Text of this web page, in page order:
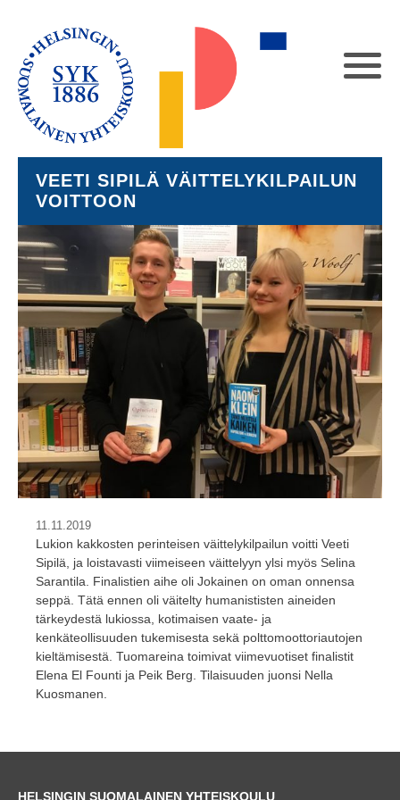
VEETI SIPILÄ VÄITTELYKILPAILUN
VOITTOON
11.11.2019
Lukion kakkosten perinteisen väittelykilpailun voitti Veeti
Sipilä, ja loistavasti viimeiseen väittelyyn ylsi myös Selina
Sarantila. Finalistien aihe oli Jokainen on oman onnensa
seppä. Tätä ennen oli väitelty humanististen aineiden
tärkeydestä lukiossa, kotimaisen vaate- ja
kenkäteollisuuden tukemisesta sekä polttomoottoriautojen
kieltämisestä. Tuomareina toimivat viimevuotiset finalistit
Elena El Founti ja Peik Berg. Tilaisuuden juonsi Nella
Kuosmanen.
HELSINGIN SUOMALAINEN YHTEISKOULU